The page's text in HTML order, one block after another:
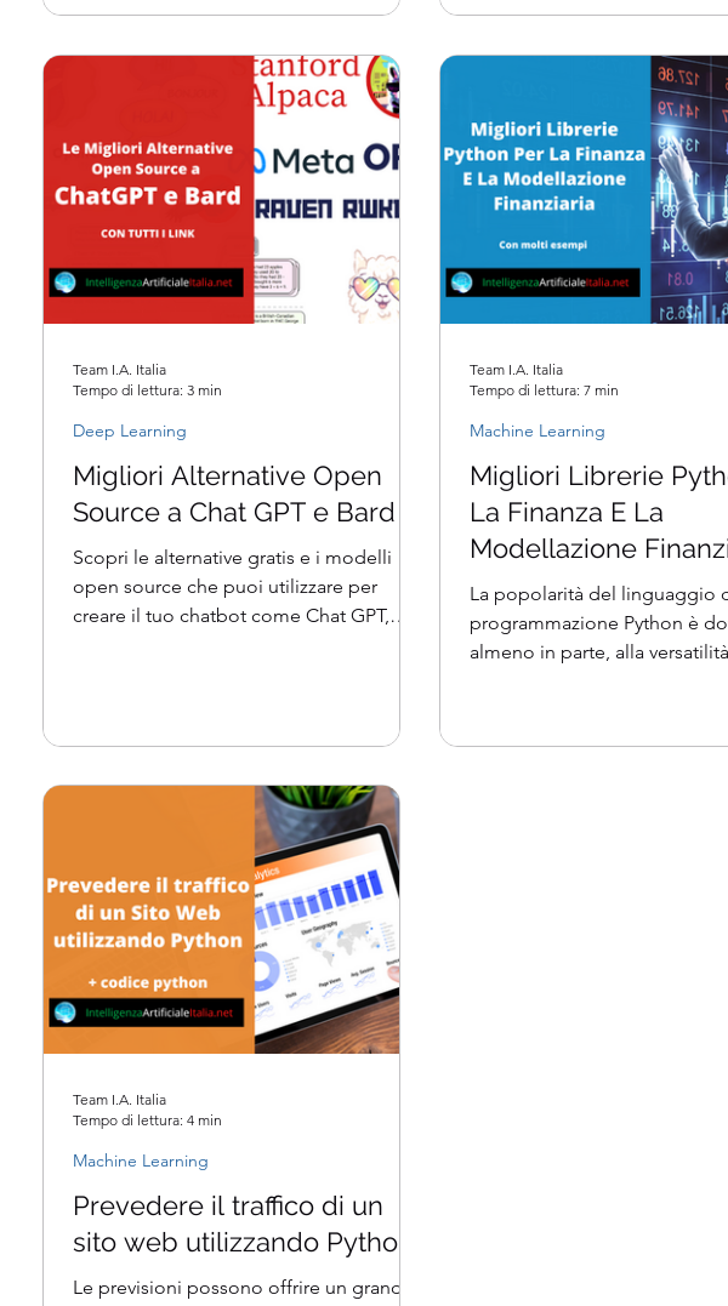
Migliori Alternative Open
Source a Chat GPT e Bard
Scopri le alternative gratis e i modelli
open source che puoi utilizzare per
creare il tuo chatbot come Chat GPT,
Deep Learning
Team I.A. Italia
Tempo di lettura: 3 min
Migliori Librerie
La Finanza E La
Modellazione
La popolarità del linguaggio
programmazione Python è
almeno in parte, alla versatilità
Machine Learning
Team I.A. Italia
Tempo di lettura: 7 min
Prevedere il traffico di un
sito web utilizzando Python
Le previsioni possono offrire un grande
Machine Learning
Team I.A. Italia
Tempo di lettura: 4 min